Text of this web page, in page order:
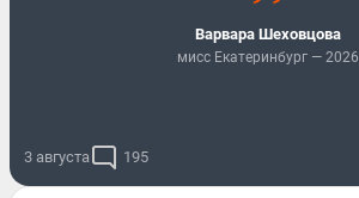
Варвара Шеховцова
мисс Екатеринбург — 2026
3 августа 195